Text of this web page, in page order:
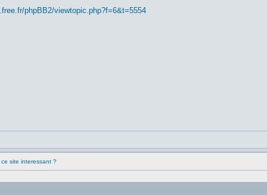
phpBB2/viewtopic.php?f=6&t=5554
site interessant ?